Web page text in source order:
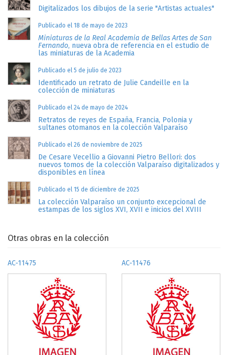
Digitalizados los dibujos de la serie "Artistas actuales"
Publicado el 18 de mayo de 2023
Miniaturas de la Real Academia de Bellas Artes de San
Fernando, nueva obra de referencia en el estudio de
las miniaturas de la Academia
Publicado el 5 de julio de 2023
Identificado un retrato de Julie Candeille en la
colección de miniaturas
Publicado el 24 de mayo de 2024
Retratos de reyes de España, Francia, Polonia y
sultanes otomanos en la colección Valparaíso
Publicado el 26 de noviembre de 2025
De Cesare Vecellio a Giovanni Pietro Bellori: dos
nuevos tomos de la colección Valparaíso digitalizados y
disponibles en línea
Publicado el 15 de diciembre de 2025
La colección Valparaíso un conjunto excepcional de
estampas de los siglos XVI, XVII e inicios del XVIII
Otras obras en la colección
AC-11475 AC-11476